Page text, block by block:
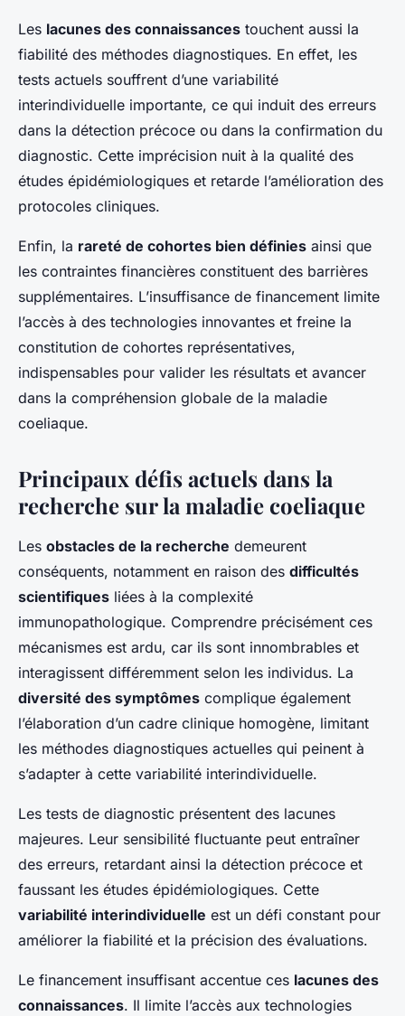
Les lacunes des connaissances touchent aussi la
fiabilité des méthodes diagnostiques. En effet, les
tests actuels souffrent d’une variabilité
interindividuelle importante, ce qui induit des erreurs
dans la détection précoce ou dans la confirmation du
diagnostic. Cette imprécision nuit à la qualité des
études épidémiologiques et retarde l’amélioration des
protocoles cliniques.
Enfin, la rareté de cohortes bien définies ainsi que
les contraintes financières constituent des barrières
supplémentaires. L’insuffisance de financement limite
l’accès à des technologies innovantes et freine la
constitution de cohortes représentatives,
indispensables pour valider les résultats et avancer
dans la compréhension globale de la maladie
coeliaque.
Principaux défis actuels dans la
recherche sur la maladie coeliaque
Les obstacles de la recherche demeurent
conséquents, notamment en raison des difficultés
scientifiques liées à la complexité
immunopathologique. Comprendre précisément ces
mécanismes est ardu, car ils sont innombrables et
interagissent différemment selon les individus. La
diversité des symptômes complique également
l’élaboration d’un cadre clinique homogène, limitant
les méthodes diagnostiques actuelles qui peinent à
s’adapter à cette variabilité interindividuelle.
Les tests de diagnostic présentent des lacunes
majeures. Leur sensibilité fluctuante peut entraîner
des erreurs, retardant ainsi la détection précoce et
faussant les études épidémiologiques. Cette
variabilité interindividuelle est un défi constant pour
améliorer la fiabilité et la précision des évaluations.
Le financement insuffisant accentue ces lacunes des
connaissances. Il limite l’accès aux technologies